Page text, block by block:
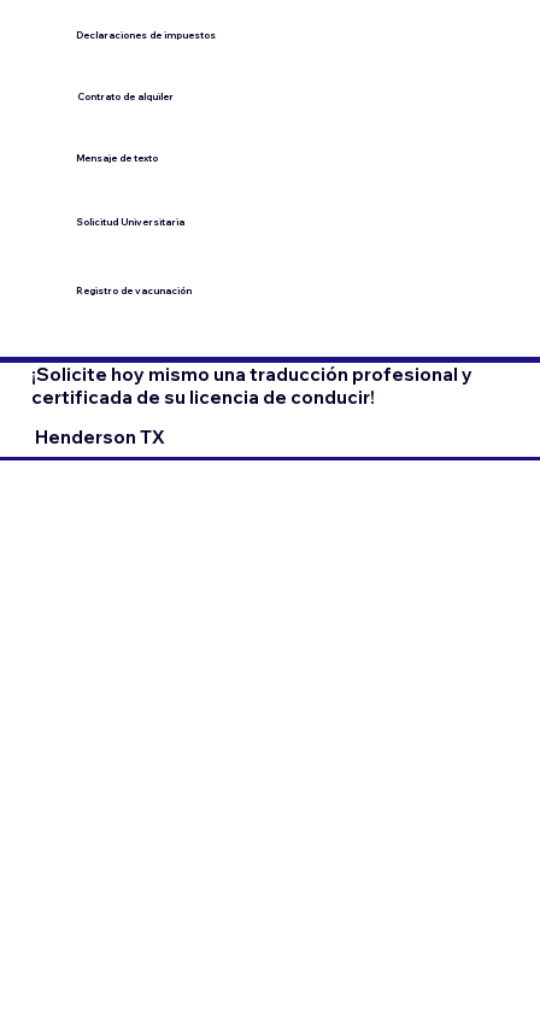
Contrato de alquiler
Declaraciones de impuestos
​Mensaje de texto
​Solicitud Universitaria
Registro de vacunación
¡Solicite hoy mismo una traducción profesional y
certificada de su licencia de conducir!
Henderson TX